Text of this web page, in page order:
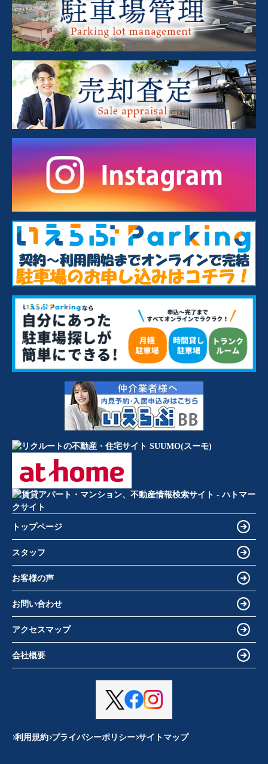
トップページ
スタッフ
お客様の声
お問い合わせ
アクセスマップ
会社概要
利用規約 プライバシーポリシー サイトマップ